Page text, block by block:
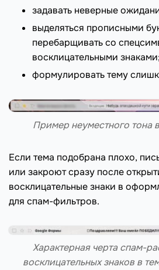
задавать неверные
выделяться прописными
перебарщивать со
восклицательными знаками;
формулировать тему
Пример неуместного тона
Если тема подобрана плохо,
или закроют сразу после
восклицательные знаки в
для спам-фильтров.
Характерная черта спам-
восклицательных знаков в